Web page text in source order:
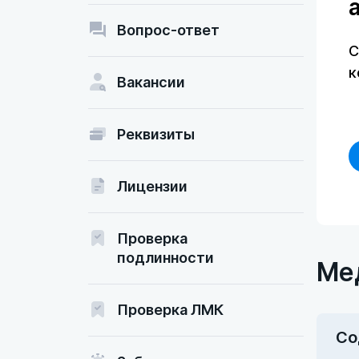
Вопрос-ответ
Вакансии
Реквизиты
Лицензии
Проверка
подлинности
Проверка ЛМК